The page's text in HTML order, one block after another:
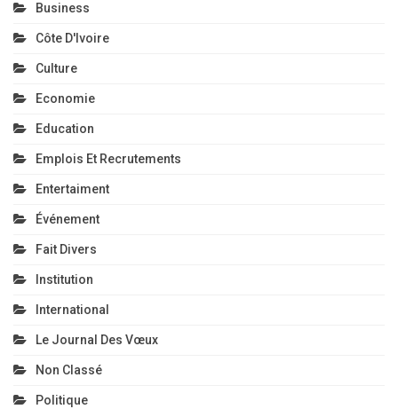
Business
Côte D'Ivoire
Culture
Economie
Education
Emplois Et Recrutements
Entertaiment
Événement
Fait Divers
Institution
International
Le Journal Des Vœux
Non Classé
Politique